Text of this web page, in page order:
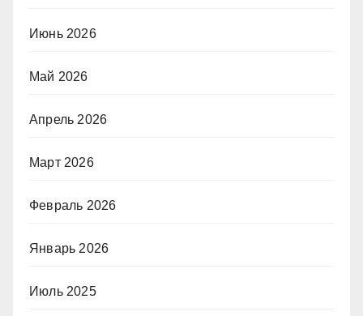
Июнь 2026
Май 2026
Апрель 2026
Март 2026
Февраль 2026
Январь 2026
Июль 2025